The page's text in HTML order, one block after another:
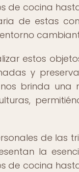
de cocina
de estas
estos
y
brinda una
de las
la
de cocina